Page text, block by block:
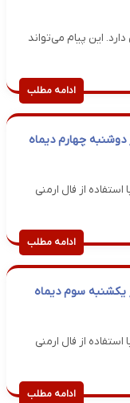
این پیام می‌تواند
ادامه مطلب
دوشنبه چهارم دیماه
از فال ارمنی
ادامه مطلب
یکشنبه سوم دیماه
از فال ارمنی
ادامه مطلب